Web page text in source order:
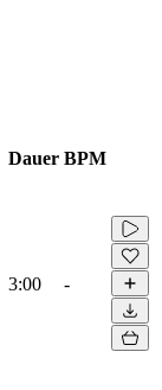
Dauer BPM
3:00 -